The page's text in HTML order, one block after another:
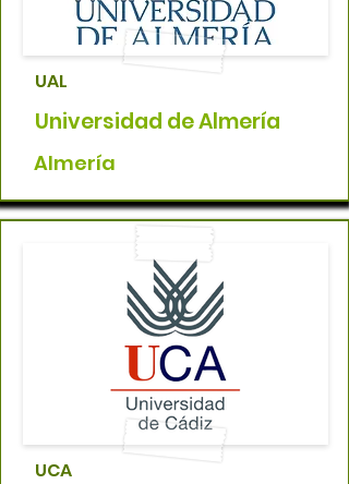
UAL
Universidad de Almería
Almería
UCA